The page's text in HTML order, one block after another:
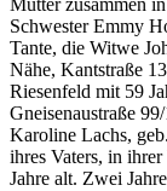
Mutter zusammen
Schwester Emmy
Tante, die Witwe
Nähe, Kantstraße
Riesenfeld mit 59
Gneisenaustraße
Karoline Lachs,
ihres Vaters, in
Jahre alt. Zwei